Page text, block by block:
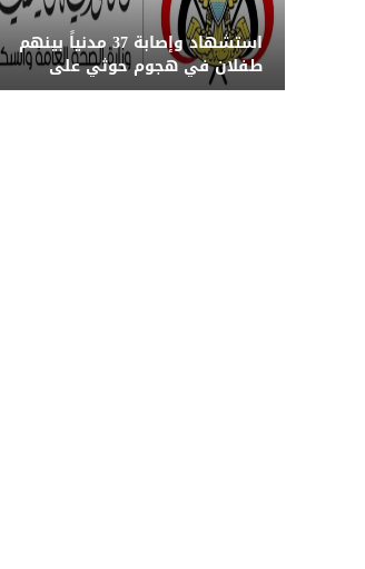
استشهاد وإصابة 37 مدنياً بينهم
طفلان في هجوم حوثي على
المخا والخوخة طال المستشفى